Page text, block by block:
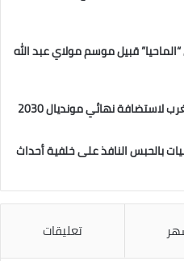
قبيل موسم مولاي عبد الله
لاستضافة نهائي مونديال 2030
بالحبس النافذ على خلفية أحداث
تعليقات